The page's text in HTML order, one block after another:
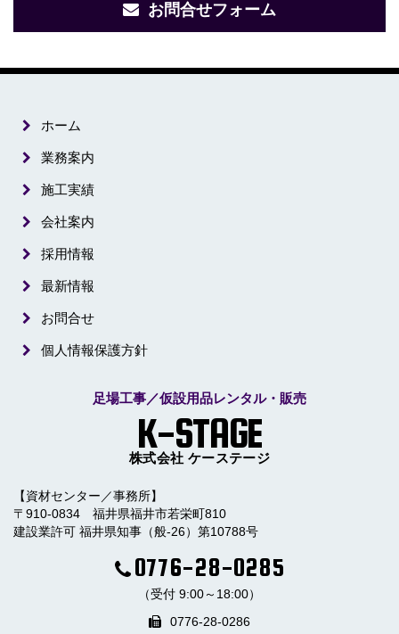
お問合せフォーム
ホーム
業務案内
施工実績
会社案内
採用情報
最新情報
お問合せ
個人情報保護方針
足場工事／仮設用品レンタル・販売
K-STAGE
株式会社 ケーステージ
【資材センター／事務所】
〒910-0834 福井県福井市若栄町810
建設業許可 福井県知事（般-26）第10788号
0776-28-0285
（受付 9:00～18:00）
0776-28-0286